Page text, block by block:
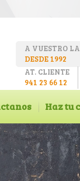
A VUESTRO
DESDE 1992
AT. CLIENTE
941 23 66 12
Haz tu